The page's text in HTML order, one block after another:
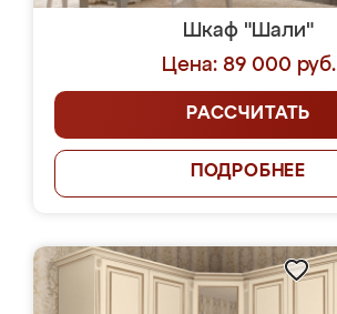
Шкаф "Шали"
Цена: 89 000 руб.
РАССЧИТАТЬ
ПОДРОБНЕЕ